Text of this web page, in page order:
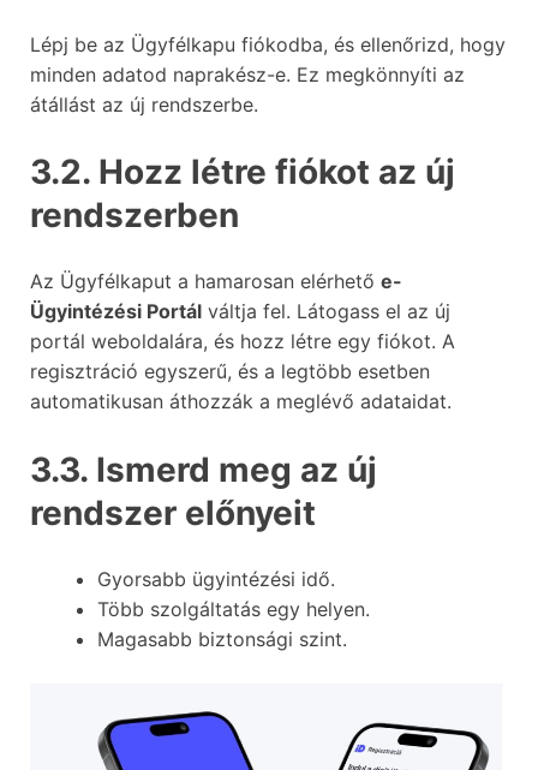
Lépj be az Ügyfélkapu fiókodba, és ellenőrizd, hogy
minden adatod naprakész-e. Ez megkönnyíti az
átállást az új rendszerbe.
3.2. Hozz létre fiókot az új
rendszerben
Az Ügyfélkaput a hamarosan elérhető e-
Ügyintézési Portál váltja fel. Látogass el az új
portál weboldalára, és hozz létre egy fiókot. A
regisztráció egyszerű, és a legtöbb esetben
automatikusan áthozzák a meglévő adataidat.
3.3. Ismerd meg az új
rendszer előnyeit
Gyorsabb ügyintézési idő.
Több szolgáltatás egy helyen.
Magasabb biztonsági szint.